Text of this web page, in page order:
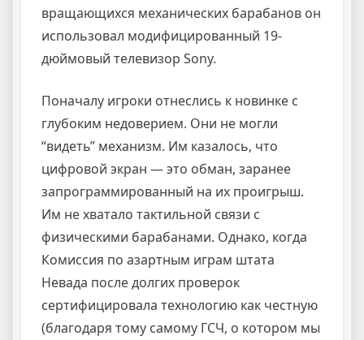
вращающихся механических барабанов он
использовал модифицированный 19-
дюймовый телевизор Sony.
Поначалу игроки отнеслись к новинке с
глубоким недоверием. Они не могли
“видеть” механизм. Им казалось, что
цифровой экран — это обман, заранее
запрограммированный на их проигрыш.
Им не хватало тактильной связи с
физическими барабанами. Однако, когда
Комиссия по азартным играм штата
Невада после долгих проверок
сертифицировала технологию как честную
(благодаря тому самому ГСЧ, о котором мы